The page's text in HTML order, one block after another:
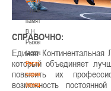
Турнир
памяти
В.Н.
Рыженкова
(девушки)
Республиканские
соревнования
(юноши)
СПРАВОЧНО:
Единая Континентальная
который объединяет
повысить их
возможность